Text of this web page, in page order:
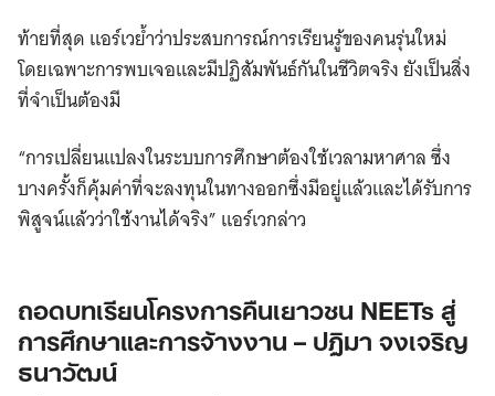
ท้ายที่สุด แอร์เวย้ำว่าประสบการณ์การเรียนรู้ของคนรุ่นใหม่
โดยเฉพาะการพบเจอและมีปฏิสัมพันธ์กันในชีวิตจริง ยังเป็นสิ่ง
ที่จำเป็นต้องมี
“การเปลี่ยนแปลงในระบบการศึกษาต้องใช้เวลามหาศาล ซึ่ง
บางครั้งก็คุ้มค่าที่จะลงทุนในทางออกซึ่งมีอยู่แล้วและได้รับการ
พิสูจน์แล้วว่าใช้งานได้จริง” แอร์เวกล่าว
ถอดบทเรียนโครงการคืนเยาวชน NEETs สู่
การศึกษาและการจ้างงาน – ปฏิมา จงเจริญ
ธนาวัฒน์